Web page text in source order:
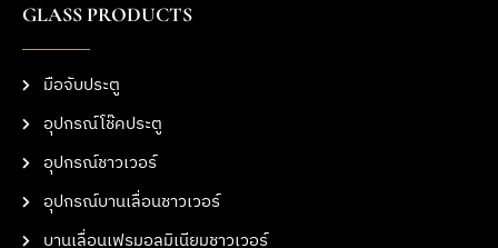
GLASS PRODUCTS
มือจับประตู
อุปกรณ์โช๊คประตู
อุปกรณ์ชาวเวอร์
อุปกรณ์บานเลื่อนชาวเวอร์
บานเลื่อนเฟรมอลูมิเนียมชาวเวอร์